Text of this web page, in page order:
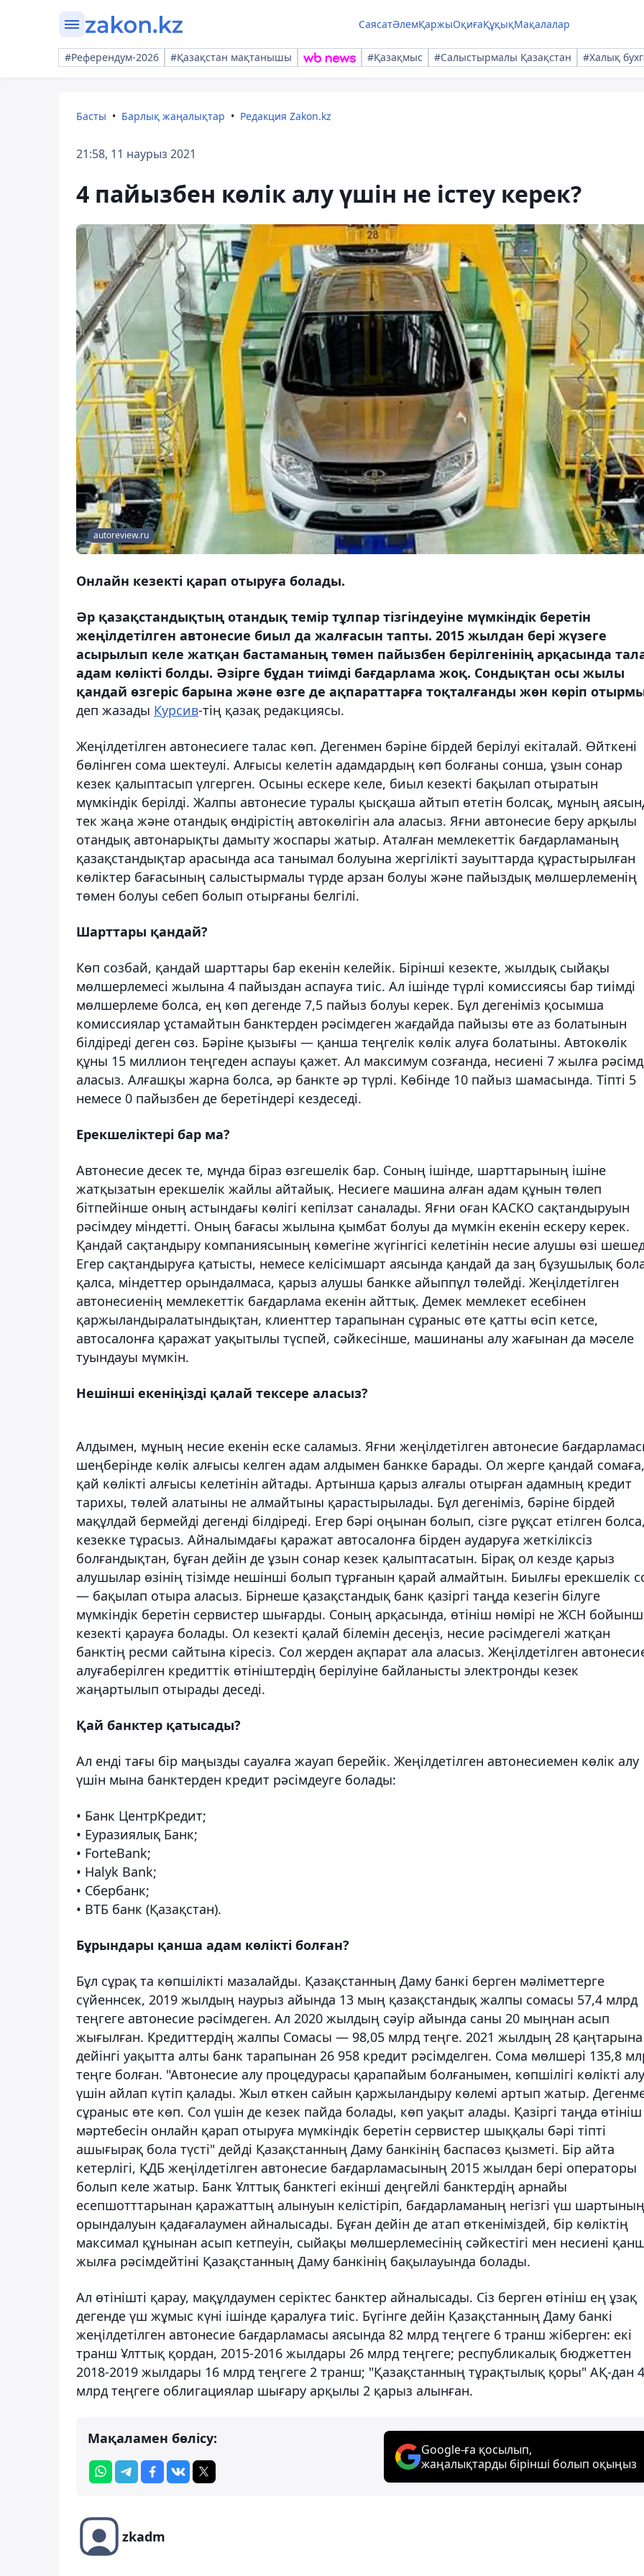
СаясатӘлемҚаржыОқиғаҚұқықМақалалар
#Референдум-2026 #Қазақстан мақтанышы #Қазақмыс #Салыстырмалы Қазақстан #Халық
Басты Барлық жаңалықтар Редакция Zakon.kz
21:58, 11 наурыз 2021
4 пайызбен көлік алу үшін не істеу керек?
autoreview.ru
Онлайн кезекті қарап отыруға болады.
Әр қазақстандықтың отандық темір тұлпар тізгіндеуіне мүмкіндік беретін
жеңілдетілген автонесие биыл да жалғасын тапты. 2015 жылдан бері жүзеге
асырылып келе жатқан бастаманың төмен пайызбен берілгенінің арқасында
адам көлікті болды. Әзірге бұдан тиімді бағдарлама жоқ. Сондықтан осы жылы
қандай өзгеріс барына және өзге де ақпараттарға тоқталғанды жөн көріп
деп жазады Курсив-тің қазақ редакциясы.
Жеңілдетілген автонесиеге талас көп. Дегенмен бәріне бірдей берілуі екіталай. Өйткені
бөлінген сома шектеулі. Алғысы келетін адамдардың көп болғаны сонша, ұзын сонар
кезек қалыптасып үлгерген. Осыны ескере келе, биыл кезекті бақылап отыратын
мүмкіндік берілді. Жалпы автонесие туралы қысқаша айтып өтетін болсақ, мұның
тек жаңа және отандық өндірістің автокөлігін ала аласыз. Яғни автонесие беру арқылы
отандық автонарықты дамыту жоспары жатыр. Аталған мемлекеттік бағдарламаның
қазақстандықтар арасында аса танымал болуына жергілікті зауыттарда құрастырылған
көліктер бағасының салыстырмалы түрде арзан болуы және пайыздық мөлшерлеменің
төмен болуы себеп болып отырғаны белгілі.
Шарттары қандай?
Көп созбай, қандай шарттары бар екенін келейік. Бірінші кезекте, жылдық сыйақы
мөлшерлемесі жылына 4 пайыздан аспауға тиіс. Ал ішінде түрлі комиссиясы бар тиімді
мөлшерлеме болса, ең көп дегенде 7,5 пайыз болуы керек. Бұл дегеніміз қосымша
комиссиялар ұстамайтын банктерден рәсімдеген жағдайда пайызы өте аз болатынын
білдіреді деген сөз. Бәріне қызығы — қанша теңгелік көлік алуға болатыны. Автокөлік
құны 15 миллион теңгеден аспауы қажет. Ал максимум созғанда, несиені 7 жылға
аласыз. Алғашқы жарна болса, әр банкте әр түрлі. Көбінде 10 пайыз шамасында. Тіпті 5
немесе 0 пайызбен де беретіндері кездеседі.
Ерекшеліктері бар ма?
Автонесие десек те, мұнда біраз өзгешелік бар. Соның ішінде, шарттарының ішіне
жатқызатын ерекшелік жайлы айтайық. Несиеге машина алған адам құнын төлеп
бітпейінше оның астындағы көлігі кепілзат саналады. Яғни оған КАСКО сақтандыруын
рәсімдеу міндетті. Оның бағасы жылына қымбат болуы да мүмкін екенін ескеру керек.
Қандай сақтандыру компаниясының көмегіне жүгінгісі келетінін несие алушы өзі
Егер сақтандыруға қатысты, немесе келісімшарт аясында қандай да заң бұзушылық
қалса, міндеттер орындалмаса, қарыз алушы банкке айыппұл төлейді. Жеңілдетілген
автонесиенің мемлекеттік бағдарлама екенін айттық. Демек мемлекет есебінен
қаржыландыралатындықтан, клиенттер тарапынан сұраныс өте қатты өсіп кетсе,
автосалонға қаражат уақытылы түспей, сәйкесінше, машинаны алу жағынан да мәселе
туындауы мүмкін.
Нешінші екеніңізді қалай тексере аласыз?
Алдымен, мұның несие екенін еске саламыз. Яғни жеңілдетілген автонесие
шеңберінде көлік алғысы келген адам алдымен банкке барады. Ол жерге қандай сомаға,
қай көлікті алғысы келетінін айтады. Артынша қарыз алғалы отырған адамның кредит
тарихы, төлей алатыны не алмайтыны қарастырылады. Бұл дегеніміз, бәріне бірдей
мақұлдай бермейді дегенді білдіреді. Егер бәрі оңынан болып, сізге рұқсат етілген
кезекке тұрасыз. Айналымдағы қаражат автосалонға бірден аударуға жеткіліксіз
болғандықтан, бұған дейін де ұзын сонар кезек қалыптасатын. Бірақ ол кезде қарыз
алушылар өзінің тізімде нешінші болып тұрғанын қарай алмайтын. Биылғы ерекшелік
— бақылап отыра аласыз. Бірнеше қазақстандық банк қазіргі таңда кезегін білуге
мүмкіндік беретін сервистер шығарды. Соның арқасында, өтініш нөмірі не ЖСН
кезекті қарауға болады. Ол кезекті қалай білемін десеңіз, несие рәсімдегелі жатқан
банктің ресми сайтына кіресіз. Сол жерден ақпарат ала аласыз. Жеңілдетілген
алуғаберілген кредиттік өтініштердің берілуіне байланысты электронды кезек
жаңартылып отырады деседі.
Қай банктер қатысады?
Ал енді тағы бір маңызды сауалға жауап берейік. Жеңілдетілген автонесиемен көлік алу
үшін мына банктерден кредит рәсімдеуге болады:
• Банк ЦентрКредит;
• Еуразиялық Банк;
• ForteBank;
• Halyk Bank;
• Сбербанк;
• ВТБ банк (Қазақстан).
Бұрындары қанша адам көлікті болған?
Бұл сұрақ та көпшілікті мазалайды. Қазақстанның Даму банкі берген мәліметтерге
сүйеннсек, 2019 жылдың наурыз айында 13 мың қазақстандық жалпы сомасы 57,4 млрд
теңгеге автонесие рәсімдеген. Ал 2020 жылдың сәуір айында саны 20 мыңнан асып
жығылған. Кредиттердің жалпы Сомасы — 98,05 млрд теңге. 2021 жылдың 28 қаңтарына
дейінгі уақытта алты банк тарапынан 26 958 кредит рәсімделген. Сома мөлшері 135,8
теңге болған. "Автонесие алу процедурасы қарапайым болғанымен, көпшілігі көлікті алу
үшін айлап күтіп қалады. Жыл өткен сайын қаржыландыру көлемі артып жатыр.
сұраныс өте көп. Сол үшін де кезек пайда болады, көп уақыт алады. Қазіргі таңда өтініш
мәртебесін онлайн қарап отыруға мүмкіндік беретін сервистер шыққалы бәрі тіпті
ашығырақ бола түсті" дейді Қазақстанның Даму банкінің баспасөз қызметі. Бір айта
кетерлігі, ҚДБ жеңілдетілген автонесие бағдарламасының 2015 жылдан бері операторы
болып келе жатыр. Банк Ұлттық банктегі екінші деңгейлі банктердің арнайы
есепшотттарынан қаражаттың алынуын келістіріп, бағдарламаның негізгі үш шартының
орындалуын қадағалаумен айналысады. Бұған дейін де атап өткеніміздей, бір көліктің
максимал құнынан асып кетпеуін, сыйақы мөлшерлемесінің сәйкестігі мен несиені
жылға рәсімдейтіні Қазақстанның Даму банкінің бақылауында болады.
Ал өтінішті қарау, мақұлдаумен серіктес банктер айналысады. Сіз берген өтініш ең ұзақ
дегенде үш жұмыс күні ішінде қаралуға тиіс. Бүгінге дейін Қазақстанның Даму банкі
жеңілдетілген автонесие бағдарламасы аясында 82 млрд теңгеге 6 транш жіберген: екі
транш Ұлттық қордан, 2015-2016 жылдары 26 млрд теңгеге; республикалық бюджеттен
2018-2019 жылдары 16 млрд теңгеге 2 транш; "Қазақстанның тұрақтылық қоры" АҚ-дан
млрд теңгеге облигациялар шығару арқылы 2 қарыз алынған.
Мақаламен бөлісу:
Google-ға қосылып,
жаңалықтарды бірінші болып оқыңыз
zkadm